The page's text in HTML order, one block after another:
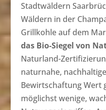
Stadtwäldern
Wäldern in der
Grillkohle auf dem
das Bio-Siegel von
Naturland-
naturnahe,
Bewirtschaftung Wert
möglichst wenige,